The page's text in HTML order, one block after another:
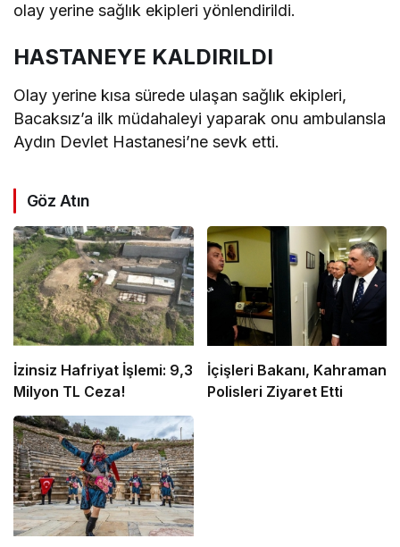
olay yerine sağlık ekipleri yönlendirildi.
HASTANEYE KALDIRILDI
Olay yerine kısa sürede ulaşan sağlık ekipleri,
Bacaksız’a ilk müdahaleyi yaparak onu ambulansla
Aydın Devlet Hastanesi’ne sevk etti.
Göz Atın
İzinsiz Hafriyat İşlemi: 9,3
Milyon TL Ceza!
İçişleri Bakanı, Kahraman
Polisleri Ziyaret Etti